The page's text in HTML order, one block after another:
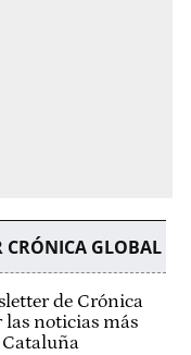
CRÓNICA GLOBAL
de Crónica
noticias más